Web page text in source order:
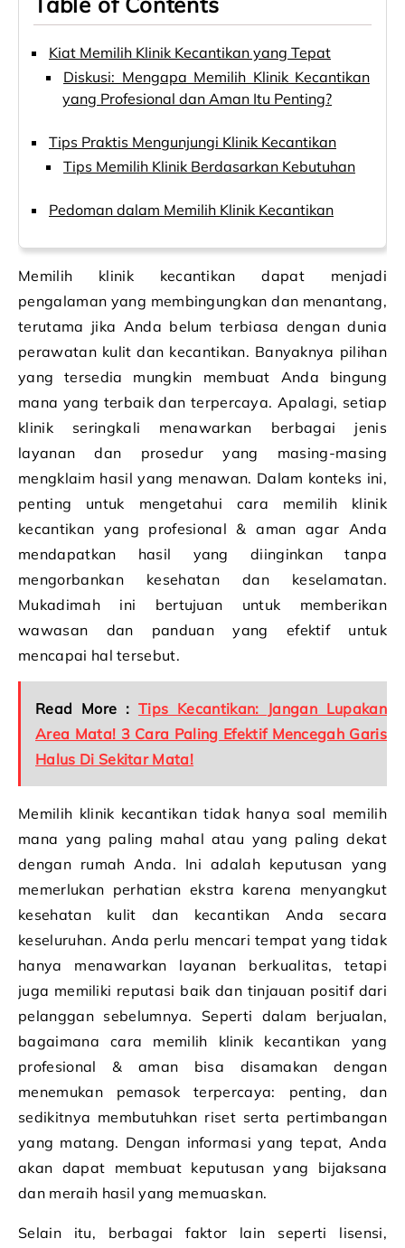
Kiat Memilih Klinik Kecantikan yang Tepat
Diskusi: Mengapa Memilih Klinik Kecantikan
yang Profesional dan Aman Itu Penting?
Tips Praktis Mengunjungi Klinik Kecantikan
Tips Memilih Klinik Berdasarkan Kebutuhan
Pedoman dalam Memilih Klinik Kecantikan
Memilih klinik kecantikan dapat menjadi
pengalaman yang membingungkan dan menantang,
terutama jika Anda belum terbiasa dengan dunia
perawatan kulit dan kecantikan. Banyaknya pilihan
yang tersedia mungkin membuat Anda bingung
mana yang terbaik dan terpercaya. Apalagi, setiap
klinik seringkali menawarkan berbagai jenis
layanan dan prosedur yang masing-masing
mengklaim hasil yang menawan. Dalam konteks ini,
penting untuk mengetahui cara memilih klinik
kecantikan yang profesional & aman agar Anda
mendapatkan hasil yang diinginkan tanpa
mengorbankan kesehatan dan keselamatan.
Mukadimah ini bertujuan untuk memberikan
wawasan dan panduan yang efektif untuk
mencapai hal tersebut.
Read More : Tips Kecantikan: Jangan Lupakan
Area Mata! 3 Cara Paling Efektif Mencegah Garis
Halus Di Sekitar Mata!
Memilih klinik kecantikan tidak hanya soal memilih
mana yang paling mahal atau yang paling dekat
dengan rumah Anda. Ini adalah keputusan yang
memerlukan perhatian ekstra karena menyangkut
kesehatan kulit dan kecantikan Anda secara
keseluruhan. Anda perlu mencari tempat yang tidak
hanya menawarkan layanan berkualitas, tetapi
juga memiliki reputasi baik dan tinjauan positif dari
pelanggan sebelumnya. Seperti dalam berjualan,
bagaimana cara memilih klinik kecantikan yang
profesional & aman bisa disamakan dengan
menemukan pemasok terpercaya: penting, dan
sedikitnya membutuhkan riset serta pertimbangan
yang matang. Dengan informasi yang tepat, Anda
akan dapat membuat keputusan yang bijaksana
dan meraih hasil yang memuaskan.
Selain itu, berbagai faktor lain seperti lisensi,